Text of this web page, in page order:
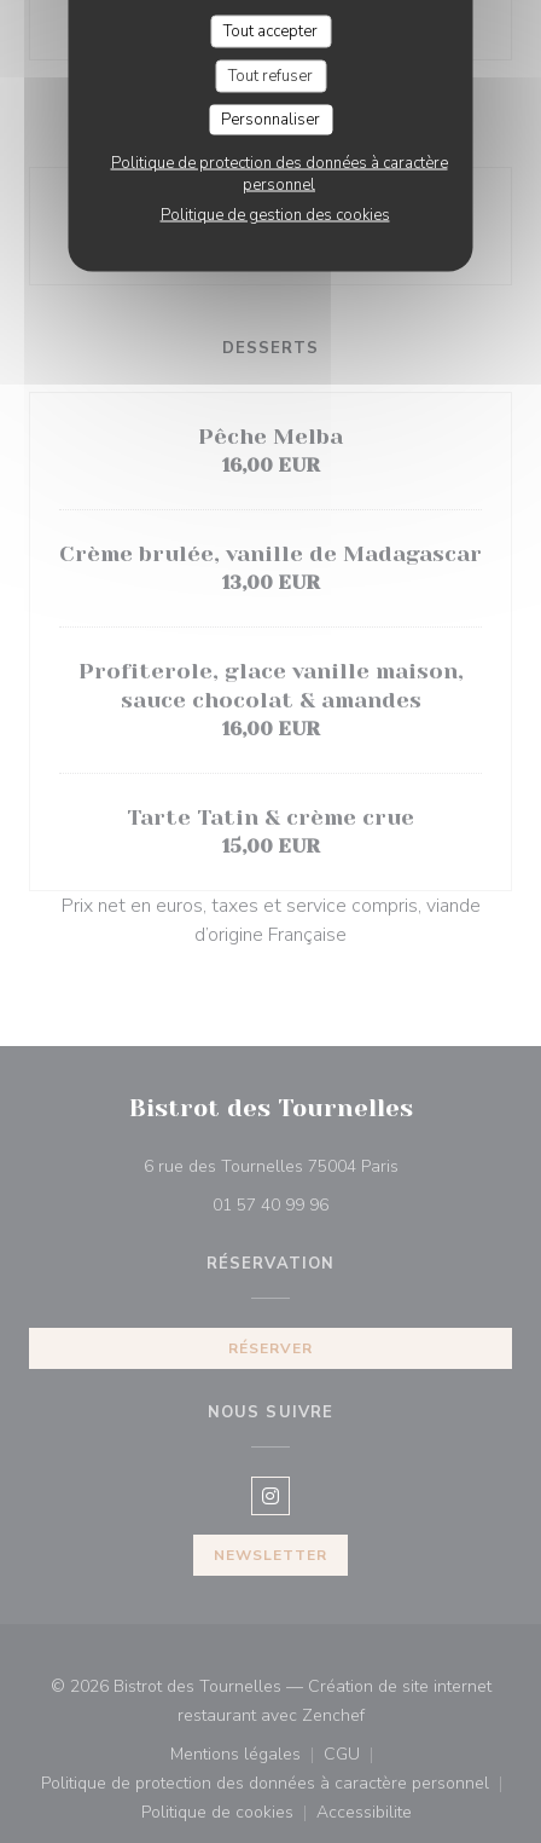
Tout accepter
Tout refuser
Personnaliser
Politique de protection des données à caractère
personnel
Politique de gestion des cookies
ou Haricots verts
FROMAGE
Fromage
DESSERTS
Pêche Melba
16,00 EUR
Crème brulée, vanille de Madagascar
13,00 EUR
Profiterole, glace vanille maison,
sauce chocolat & amandes
16,00 EUR
Tarte Tatin & crème crue
15,00 EUR
Prix net en euros, taxes et service compris, viande
d’origine Française
Bistrot des Tournelles
6 rue des Tournelles 75004 Paris((ouvre une
01 57 40 99 96
RÉSERVATION
RÉSERVER
NOUS SUIVRE
Instagram ((ouvre une nouvelle
NEWSLETTER
© 2026 Bistrot des Tournelles — Création de site internet
restaurant avec Zenchef((ouvre une nouvelle
Mentions légales
((ouvre une nouvelle fenêtre))
CGU
((ouvre une nouvelle
Politique de protection des données à caractère personnel
((ouvre une nouvelle fenêtre))
Politique de cookies
((ouvre une nouvelle fenêtre))
Accessibilite
((ouvre une nouvelle